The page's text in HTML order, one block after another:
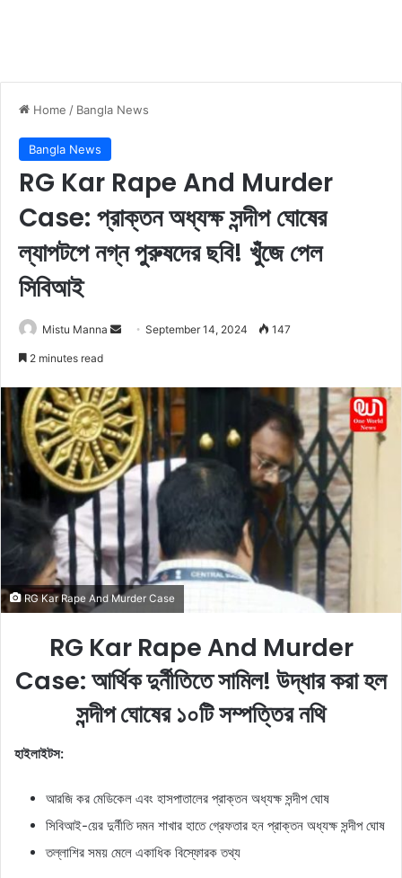
Home / Bangla News
Bangla News
RG Kar Rape And Murder
Case: প্রাক্তন অধ্যক্ষ সন্দীপ ঘোষের
ল্যাপটপে নগ্ন পুরুষদের ছবি! খুঁজে পেল
সিবিআই
Mistu Manna
d
a
n
e
m
a
i
l
September 14, 2024 147
2 minutes read
RG Kar Rape And Murder Case
RG Kar Rape And Murder
Case: আর্থিক দুর্নীতিতে সামিল! উদ্ধার করা হল
সন্দীপ ঘোষের ১০টি সম্পত্তির নথি
হাইলাইটস:
আরজি কর মেডিকেল এবং হাসপাতালের প্রাক্তন অধ্যক্ষ সন্দীপ ঘোষ
সিবিআই-য়ের দুর্নীতি দমন শাখার হাতে গ্রেফতার হন প্রাক্তন অধ্যক্ষ সন্দীপ ঘোষ
তল্লাশির সময় মেলে একাধিক বিস্ফোরক তথ্য